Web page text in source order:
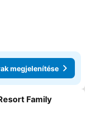
megjelenítése
a kedvencekhez
Family